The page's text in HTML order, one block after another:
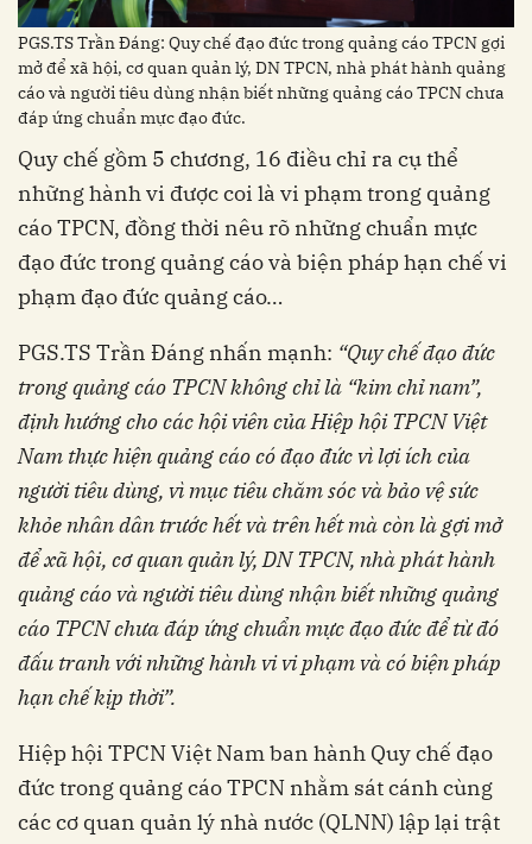
PGS.TS Trần Đáng: Quy chế đạo đức trong quảng cáo TPCN gợi
mở để xã hội, cơ quan quản lý, DN TPCN, nhà phát hành quảng
cáo và người tiêu dùng nhận biết những quảng cáo TPCN chưa
đáp ứng chuẩn mực đạo đức.
Quy chế gồm 5 chương, 16 điều chỉ ra cụ thể
những hành vi được coi là vi phạm trong quảng
cáo TPCN, đồng thời nêu rõ những chuẩn mực
đạo đức trong quảng cáo và biện pháp hạn chế vi
phạm đạo đức quảng cáo…
PGS.TS Trần Đáng nhấn mạnh: “Quy chế đạo đức
trong quảng cáo TPCN không chỉ là “kim chỉ nam”,
định hướng cho các hội viên của Hiệp hội TPCN Việt
Nam thực hiện quảng cáo có đạo đức vì lợi ích của
người tiêu dùng, vì mục tiêu chăm sóc và bảo vệ sức
khỏe nhân dân trước hết và trên hết mà còn là gợi mở
để xã hội, cơ quan quản lý, DN TPCN, nhà phát hành
quảng cáo và người tiêu dùng nhận biết những quảng
cáo TPCN chưa đáp ứng chuẩn mực đạo đức để từ đó
đấu tranh với những hành vi vi phạm và có biện pháp
hạn chế kịp thời”.
Hiệp hội TPCN Việt Nam ban hành Quy chế đạo
đức trong quảng cáo TPCN nhằm sát cánh cùng
các cơ quan quản lý nhà nước (QLNN) lập lại trật